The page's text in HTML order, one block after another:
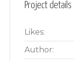
Project details
Likes:
Author: